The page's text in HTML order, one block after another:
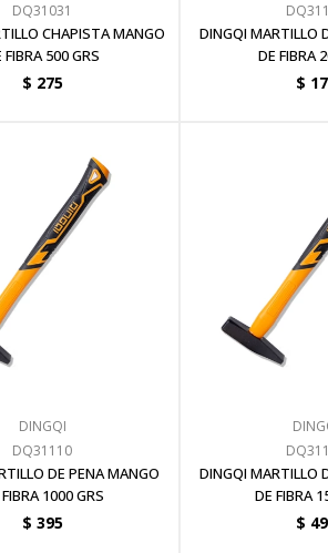
DQ31031
CHAPISTA MANGO
FIBRA 500 GRS
$ 275
DINGQI MARTILLO
DE FIBRA
$
DINGQI
DQ31110
DE PENA MANGO
1000 GRS
$ 395
DINGQI MARTILLO
DE FIBRA
$